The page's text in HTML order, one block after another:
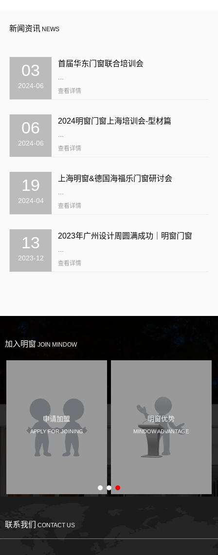
新闻资讯NEWS
03
2024-06
首届华东门窗联合培训会
查看详情
06
2024-06
2024明窗门窗上海培训会-型材篇
查看详情
19
2024-04
上海明窗&德国海福乐门窗研讨会
查看详情
13
2023-12
2023年广州设计周圆满成功｜明窗门窗
查看详情
加入明窗 JOIN MINDOW
申请加盟
APPLY FOR JOINING
明窗优势
MINDOW ADVANTAGE
联系我们 CONTACT US